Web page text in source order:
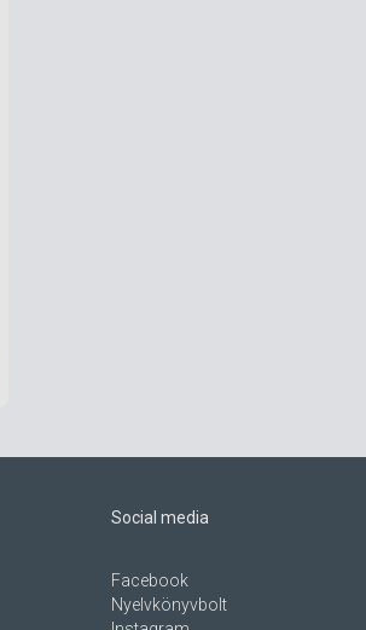
Social media
Facebook
Nyelvkönyvbolt